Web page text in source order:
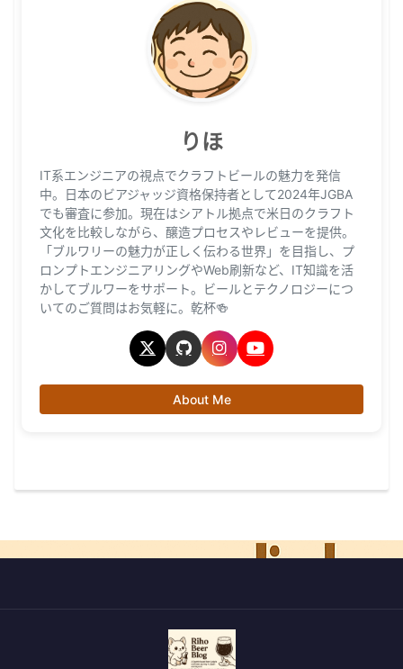
りほ
IT系エンジニアの視点でクラフトビールの魅力を発信
中。日本のビアジャッジ資格保持者として2024年JGBA
でも審査に参加。現在はシアトル拠点で米日のクラフト
文化を比較しながら、醸造プロセスやレビューを提供。
「ブルワリーの魅力が正しく伝わる世界」を目指し、プ
ロンプトエンジニアリングやWeb刷新など、IT知識を活
かしてブルワーをサポート。ビールとテクノロジーにつ
いてのご質問はお気軽に。乾杯🍻
About Me